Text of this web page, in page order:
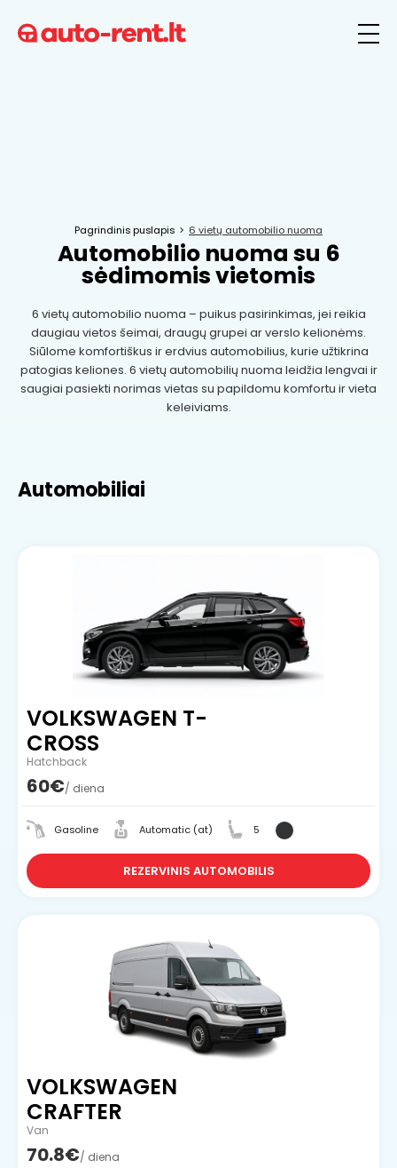
Pagrindinis puslapis 6 vietų automobilio nuoma
Automobilio nuoma su 6
sėdimomis vietomis
6 vietų automobilio nuoma – puikus pasirinkimas, jei reikia
daugiau vietos šeimai, draugų grupei ar verslo kelionėms.
Siūlome komfortiškus ir erdvius automobilius, kurie užtikrina
patogias keliones. 6 vietų automobilių nuoma leidžia lengvai ir
saugiai pasiekti norimas vietas su papildomu komfortu ir vieta
keleiviams.
Automobiliai
VOLKSWAGEN T-
CROSS
Hatchback
60€/ diena
Gasoline Automatic (at) 5
REZERVINIS AUTOMOBILIS
VOLKSWAGEN
CRAFTER
Van
70.8€/ diena